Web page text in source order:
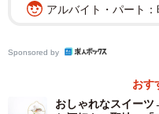
正解は横山食品の「たっぷりが
落胆、そして怒り。夫妻
ね！がつき、「早く教え
アルバイト・パート
Sponsored by
おす
おしゃれなスイー